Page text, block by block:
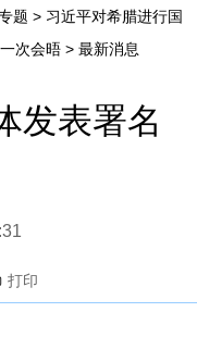
题 > 习近平对希腊进行国
次会晤 > 最新消息
发表署名
打印